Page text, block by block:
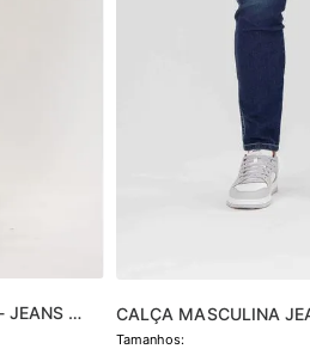
JEANS
CALÇA MASCULINA
MÉDIO